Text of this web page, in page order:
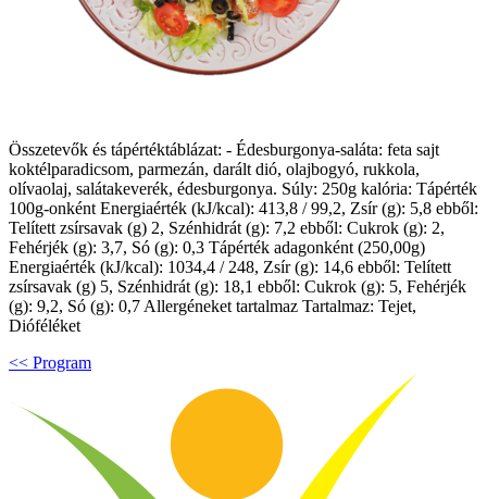
Összetevők és tápértéktáblázat: - Édesburgonya-saláta: feta sajt
koktélparadicsom, parmezán, darált dió, olajbogyó, rukkola,
olívaolaj, salátakeverék, édesburgonya. Súly: 250g kalória: Tápérték
100g-onként Energiaérték (kJ/kcal): 413,8 / 99,2, Zsír (g): 5,8 ebből:
Telített zsírsavak (g) 2, Szénhidrát (g): 7,2 ebből: Cukrok (g): 2,
Fehérjék (g): 3,7, Só (g): 0,3 Tápérték adagonként (250,00g)
Energiaérték (kJ/kcal): 1034,4 / 248, Zsír (g): 14,6 ebből: Telített
zsírsavak (g) 5, Szénhidrát (g): 18,1 ebből: Cukrok (g): 5, Fehérjék
(g): 9,2, Só (g): 0,7 Allergéneket tartalmaz Tartalmaz: Tejet,
Dióféléket
<< Program